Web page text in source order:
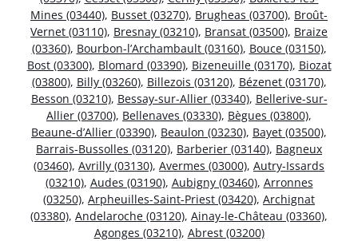
Mines (03440), Busset (03270), Brugheas (03700), Broût-
Vernet (03110), Bresnay (03210), Bransat (03500), Braize
(03360), Bourbon-l’Archambault (03160), Bouce (03150),
Bost (03300), Blomard (03390), Bizeneuille (03170), Biozat
(03800), Billy (03260), Billezois (03120), Bézenet (03170),
Besson (03210), Bessay-sur-Allier (03340), Bellerive-sur-
Allier (03700), Bellenaves (03330), Bègues (03800),
Beaune-d’Allier (03390), Beaulon (03230), Bayet (03500),
Barrais-Bussolles (03120), Barberier (03140), Bagneux
(03460), Avrilly (03130), Avermes (03000), Autry-Issards
(03210), Audes (03190), Aubigny (03460), Arronnes
(03250), Arpheuilles-Saint-Priest (03420), Archignat
(03380), Andelaroche (03120), Ainay-le-Château (03360),
Agonges (03210), Abrest (03200)